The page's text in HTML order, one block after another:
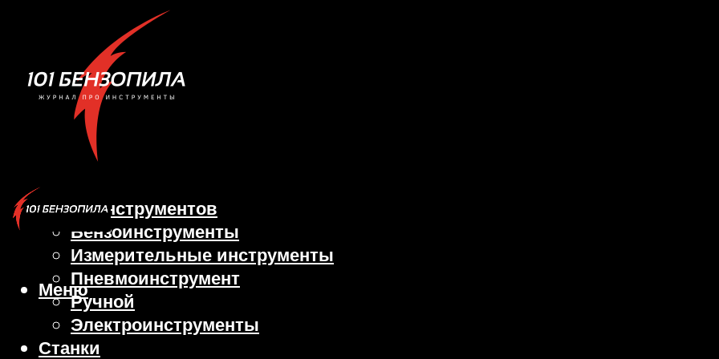
Виды инструментов
Бензоинструменты
Измерительные инструменты
Пневмоинструмент
Ручной
Электроинструменты
Станки
Меню